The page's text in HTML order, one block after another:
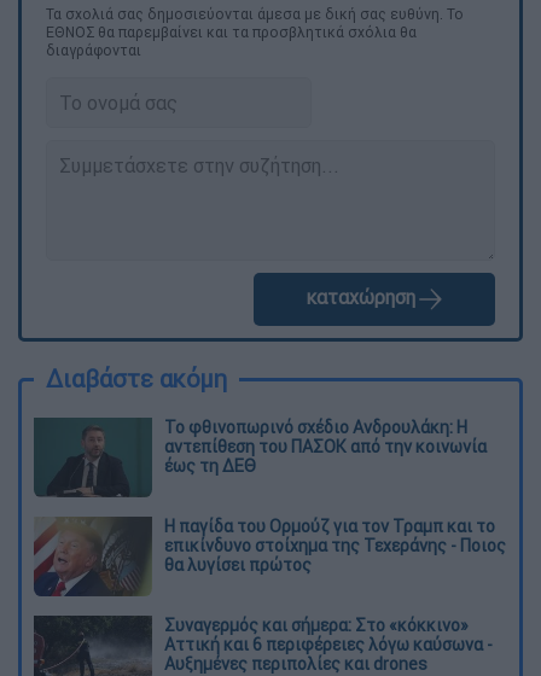
Τα σχολιά σας δημοσιεύονται άμεσα με δική σας ευθύνη. Το
ΕΘΝΟΣ θα παρεμβαίνει και τα προσβλητικά σχόλια θα
διαγράφονται
καταχώρηση
Διαβάστε ακόμη
Το φθινοπωρινό σχέδιο Ανδρουλάκη: Η
αντεπίθεση του ΠΑΣΟΚ από την κοινωνία
έως τη ΔΕΘ
Η παγίδα του Ορμούζ για τον Τραμπ και το
επικίνδυνο στοίχημα της Τεχεράνης - Ποιος
θα λυγίσει πρώτος
Συναγερμός και σήμερα: Στο «κόκκινο»
Αττική και 6 περιφέρειες λόγω καύσωνα -
Αυξημένες περιπολίες και drones